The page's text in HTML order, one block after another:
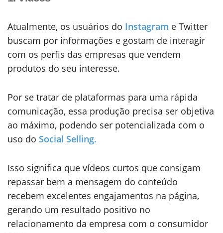
Atualmente, os usuários do Instagram e Twitter
buscam por informações e gostam de interagir
com os perfis das empresas que vendem
produtos do seu interesse.
Por se tratar de plataformas para uma rápida
comunicação, essa produção precisa ser objetiva
ao máximo, podendo ser potencializada com o
uso do Social Selling.
Isso significa que vídeos curtos que consigam
repassar bem a mensagem do conteúdo
recebem excelentes engajamentos na página,
gerando um resultado positivo no
relacionamento da empresa com o consumidor